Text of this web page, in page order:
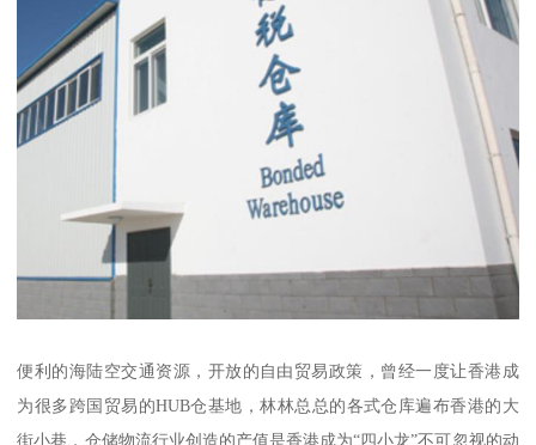
便利的海陆空交通资源，开放的自由贸易政策，曾经一度让香港成
为很多跨国贸易的HUB仓基地，林林总总的各式仓库遍布香港的大
街小巷，仓储物流行业创造的产值是香港成为“四小龙”不可忽视的动